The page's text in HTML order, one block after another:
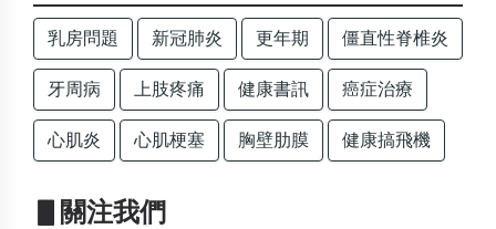
乳房問題 新冠肺炎 更年期 僵直性脊椎炎
牙周病 上肢疼痛 健康書訊 癌症治療
心肌炎 心肌梗塞 胸壁肋膜 健康搞飛機
▋關注我們